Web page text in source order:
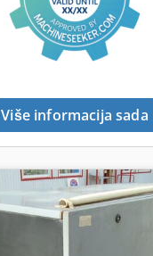
Više informacija sada